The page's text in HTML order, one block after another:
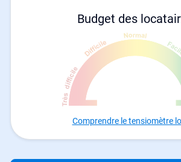
Budget des
Comprendre le tensiomètre